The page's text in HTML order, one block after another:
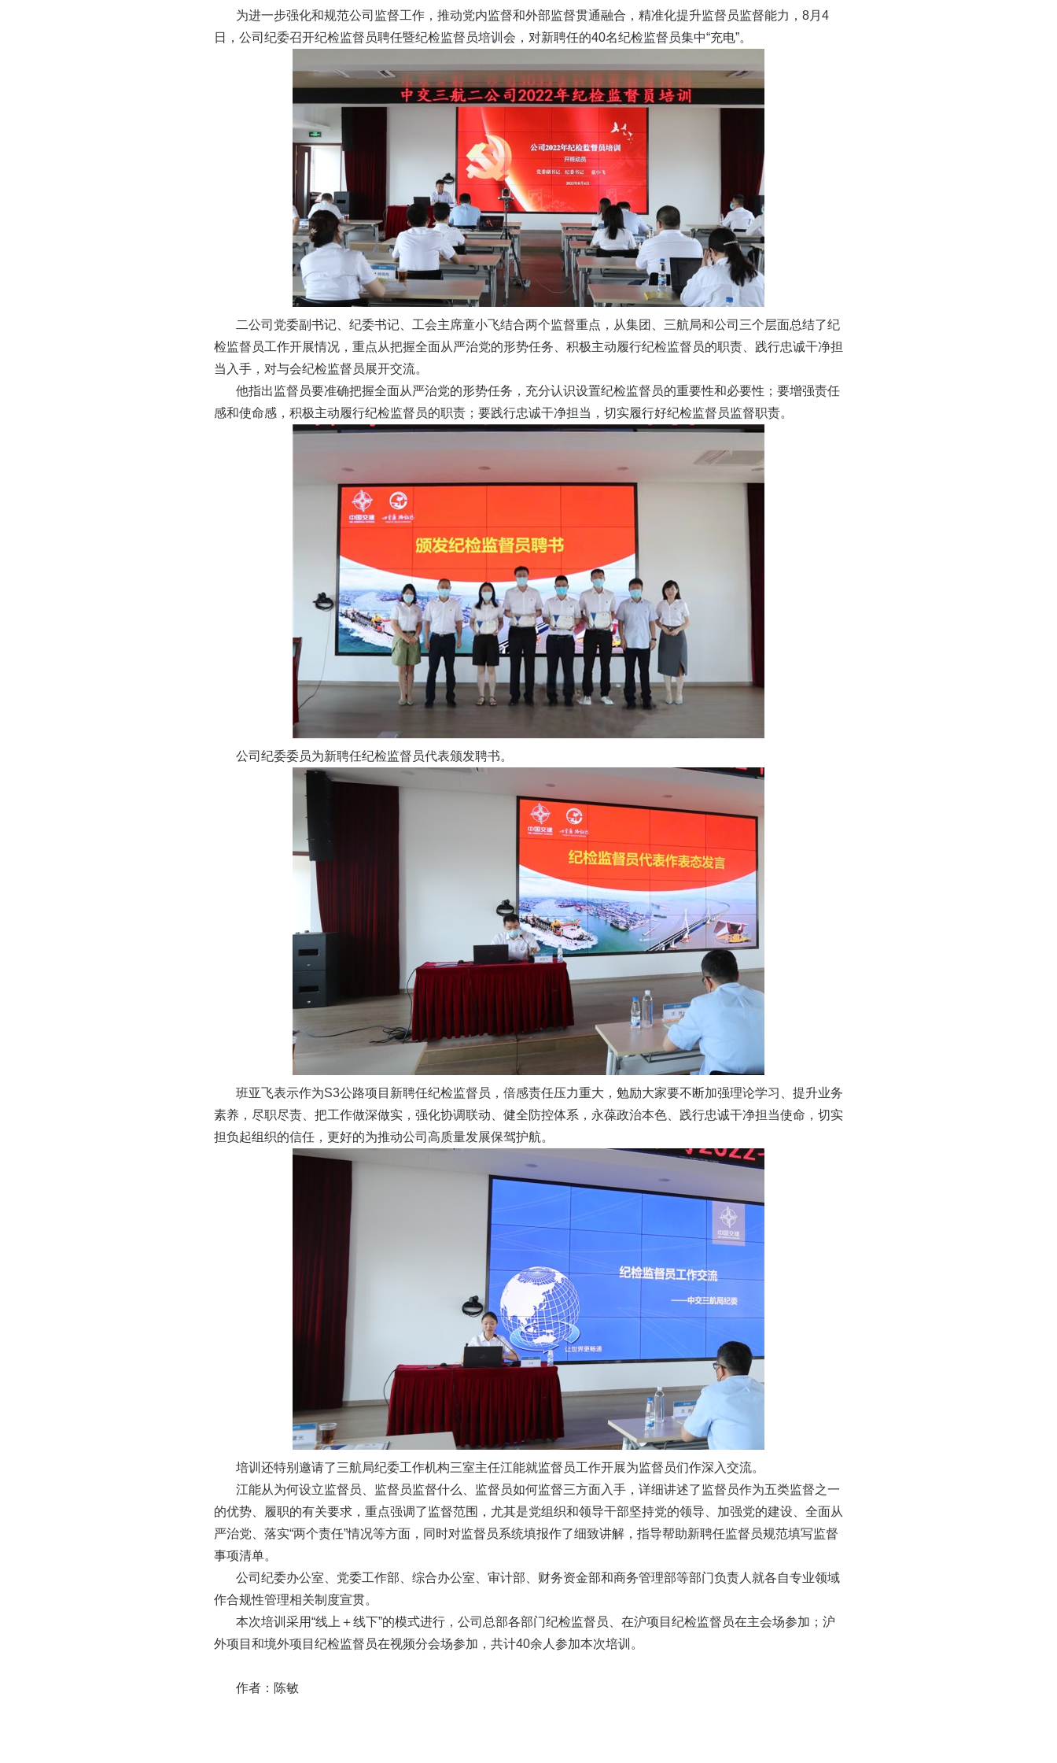
为进一步强化和规范公司监督工作，推动党内监督和外部监督贯通融合，精准化提升监督员监督能力，8月4
日，公司纪委召开纪检监督员聘任暨纪检监督员培训会，对新聘任的40名纪检监督员集中“充电”。
二公司党委副书记、纪委书记、工会主席童小飞结合两个监督重点，从集团、三航局和公司三个层面总结了纪
检监督员工作开展情况，重点从把握全面从严治党的形势任务、积极主动履行纪检监督员的职责、践行忠诚干净担
当入手，对与会纪检监督员展开交流。
他指出监督员要准确把握全面从严治党的形势任务，充分认识设置纪检监督员的重要性和必要性；要增强责任
感和使命感，积极主动履行纪检监督员的职责；要践行忠诚干净担当，切实履行好纪检监督员监督职责。
公司纪委委员为新聘任纪检监督员代表颁发聘书。
班亚飞表示作为S3公路项目新聘任纪检监督员，倍感责任压力重大，勉励大家要不断加强理论学习、提升业务
素养，尽职尽责、把工作做深做实，强化协调联动、健全防控体系，永葆政治本色、践行忠诚干净担当使命，切实
担负起组织的信任，更好的为推动公司高质量发展保驾护航。
培训还特别邀请了三航局纪委工作机构三室主任江能就监督员工作开展为监督员们作深入交流。
江能从为何设立监督员、监督员监督什么、监督员如何监督三方面入手，详细讲述了监督员作为五类监督之一
的优势、履职的有关要求，重点强调了监督范围，尤其是党组织和领导干部坚持党的领导、加强党的建设、全面从
严治党、落实“两个责任”情况等方面，同时对监督员系统填报作了细致讲解，指导帮助新聘任监督员规范填写监督
事项清单。
公司纪委办公室、党委工作部、综合办公室、审计部、财务资金部和商务管理部等部门负责人就各自专业领域
作合规性管理相关制度宣贯。
本次培训采用“线上＋线下”的模式进行，公司总部各部门纪检监督员、在沪项目纪检监督员在主会场参加；沪
外项目和境外项目纪检监督员在视频分会场参加，共计40余人参加本次培训。
作者：陈敏